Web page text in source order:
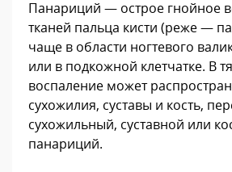
Панариций — острое гнойное
тканей пальца кисти (реже —
чаще в области ногтевого
или в подкожной клетчатке. В
воспаление может
сухожилия, суставы и кость,
сухожильный, суставной или
панариций.